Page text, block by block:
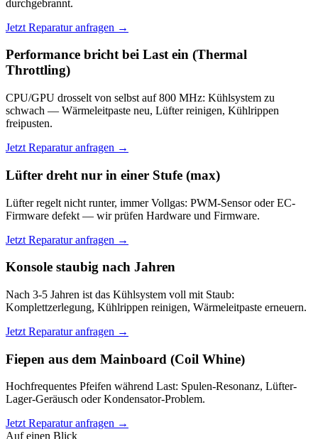
durchgebrannt.
Jetzt Reparatur anfragen →
Performance bricht bei Last ein (Thermal
Throttling)
CPU/GPU drosselt von selbst auf 800 MHz: Kühlsystem zu
schwach — Wärmeleitpaste neu, Lüfter reinigen, Kühlrippen
freipusten.
Jetzt Reparatur anfragen →
Lüfter dreht nur in einer Stufe (max)
Lüfter regelt nicht runter, immer Vollgas: PWM-Sensor oder EC-
Firmware defekt — wir prüfen Hardware und Firmware.
Jetzt Reparatur anfragen →
Konsole staubig nach Jahren
Nach 3-5 Jahren ist das Kühlsystem voll mit Staub:
Komplettzerlegung, Kühlrippen reinigen, Wärmeleitpaste erneuern.
Jetzt Reparatur anfragen →
Fiepen aus dem Mainboard (Coil Whine)
Hochfrequentes Pfeifen während Last: Spulen-Resonanz, Lüfter-
Lager-Geräusch oder Kondensator-Problem.
Jetzt Reparatur anfragen →
Auf einen Blick